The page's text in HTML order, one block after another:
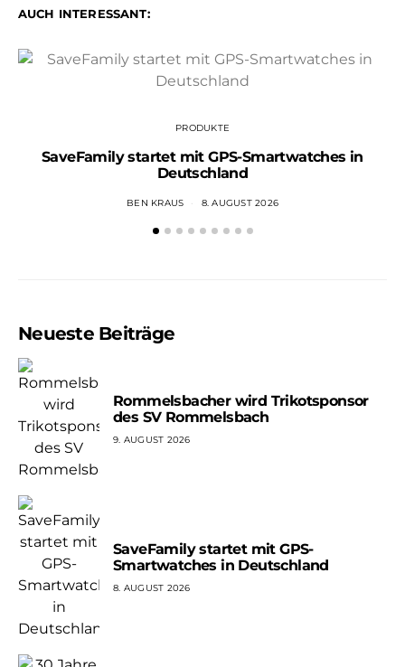
AUCH INTERESSANT:
PRODUKTE
SaveFamily startet mit GPS-Smartwatches in
Deutschland
BEN KRAUS 8. AUGUST 2026
Neueste Beiträge
Rommelsbacher wird Trikotsponsor
des SV Rommelsbach
9. AUGUST 2026
SaveFamily startet mit GPS-
Smartwatches in Deutschland
8. AUGUST 2026